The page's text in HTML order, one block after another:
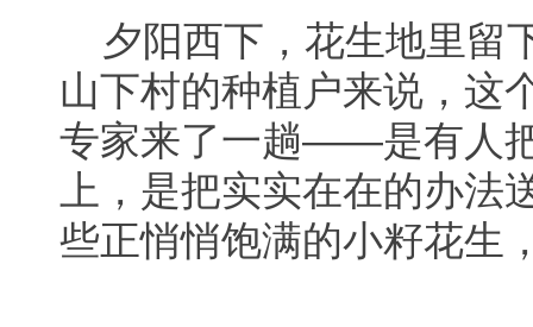
夕阳西下，花生地里留
山下村的种植户来说，这
专家来了一趟——是有人
上，是把实实在在的办
些正悄悄饱满的小籽花生